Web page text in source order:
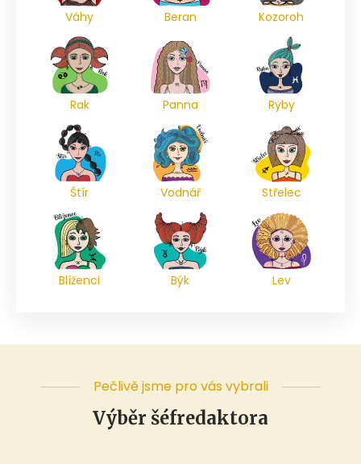
Váhy Beran Kozoroh
Rak Panna Ryby
Štír Vodnář Střelec
Blíženci Býk Lev
Pečlivě jsme pro vás vybrali
Výběr šéfredaktora